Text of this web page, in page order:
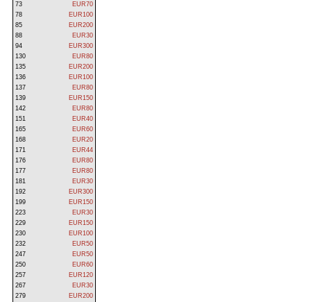
73
EUR70
78
EUR100
85
EUR200
88
EUR30
94
EUR300
130
EUR80
135
EUR200
136
EUR100
137
EUR80
139
EUR150
142
EUR80
151
EUR40
165
EUR60
168
EUR20
171
EUR44
176
EUR80
177
EUR80
181
EUR30
192
EUR300
199
EUR150
223
EUR30
229
EUR150
230
EUR100
232
EUR50
247
EUR50
250
EUR60
257
EUR120
267
EUR30
279
EUR200